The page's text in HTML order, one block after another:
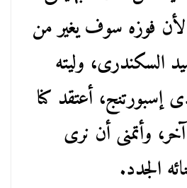
فوزه سوف يغير من
السكندرى، وليته
إسبورتنج، أعتقد كنا
وأتمنى أن نرى
الجدد.